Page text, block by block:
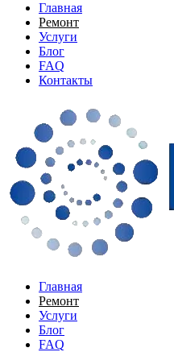
Главная
Ремонт
Услуги
Блог
FAQ
Контакты
Главная
Ремонт
Услуги
Блог
FAQ